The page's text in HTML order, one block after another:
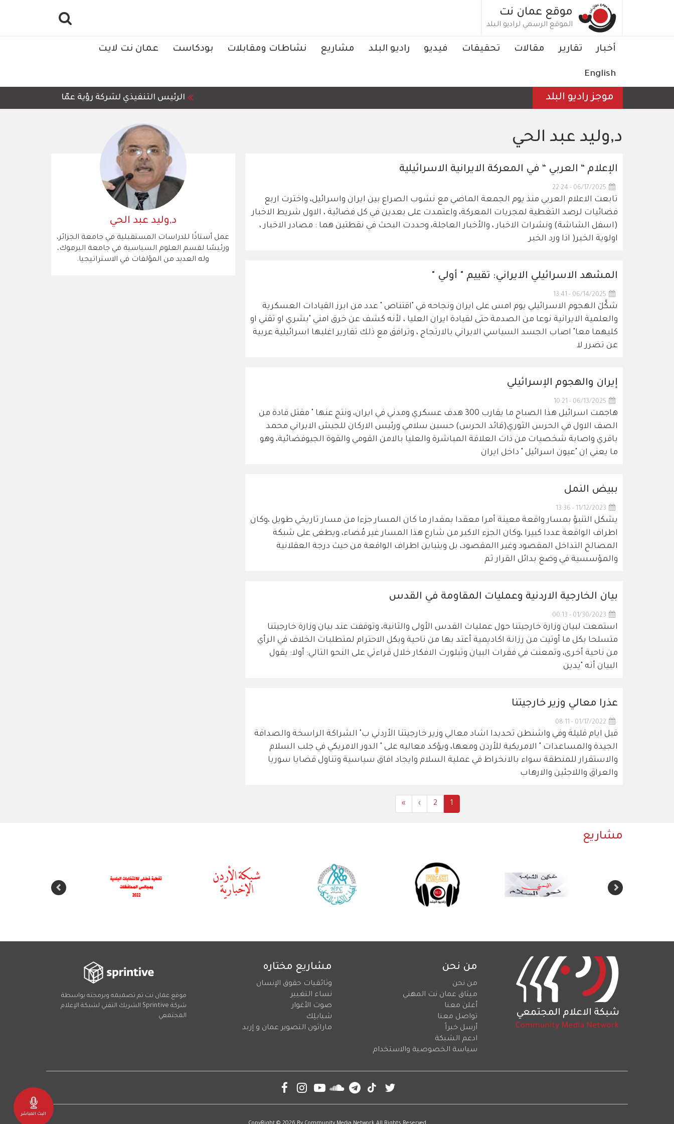
البث المباشر
موقع عمان نت
الموقع الرسمي لراديو البلد
Main
أخبار تقارير مقالات تحقيقات فيديو راديو البلد مشاريع نشاطات ومقابلات بودكاست عمان نت لايت
English
موجز راديو البلد الرئيس التنفيذي لشركة رؤية عمّان للمعالجة
د,وليد عبد الحي
الإعلام “ العربي “ في المعركة الايرانية الاسرائيلية
06/17/2025 - 22:24
تابعت الاعلام العربي منذ يوم الجمعة الماضي مع نشوب الصراع بين ايران واسرائيل، واخترت اربع
فضائيات لرصد التغطية لمجريات المعركة، واعتمدت على بعدين في كل فضائية ، الاول شريط الاخبار
(اسفل الشاشة) ونشرات الاخبار ، والأخبار العاجلة، وحددت البحث في نقطتين هما : مصادر الاخبار ،
اولوية الخبر( اذا ورد الخبر
المشهد الاسرائيلي الايراني: تقييم " أولي "
06/14/2025 - 13:41
شكَّلَ الهجوم الاسرائيلي يوم امس على ايران ونجاحه في "اقتناص " عدد من ابرز القيادات العسكرية
والعلمية الايرانية نوعا من الصدمة حتى لقيادة ايران العليا ، لأنه كشف عن خرق امني "بشري او تقني او
كليهما معا" اصاب الجسد السياسي الايراني بالارتجاج ، وترافق مع ذلك تقارير اغلبها اسرائيلية عربية
عن تضرر لا
إيران والهجوم الإسرائيلي
06/13/2025 - 10:21
هاجمت اسرائيل هذا الصباح ما يقارب 300 هدف عسكري ومدني في ايران، ونتج عنها " مقتل قادة من
الصف الاول في الحرس الثوري(قائد الحرس) حسين سلامي ورئيس الاركان للجيش الايراني محمد
باقري واصابة شخصيات من ذات العلاقة المباشرة والعليا بالامن القومي والقوة الجيوفضائية، وهو
ما يعني ان "عيون اسرائيل " داخل ايران
ببيض النمل
11/12/2023 - 13:36
يشكل التنبؤ بمسار واقعة معينة أمرا معقدا بمقدار ما كان المسار جزءا من مسار تاريخي طويل ،وكان
اطراف الواقعة عددا كبيرا ،وكان الجزء الاكبر من شارع هذا المسار غير مُضاء، ويطغى على شبكة
المصالح التداخل المقصود وغير االمقصود، بل ويتباين اطراف الواقعة من حيث درجة العقلانية
والمؤسسية في وضع بدائل القرار ثم
بيان الخارجية الاردنية وعمليات المقاومة في القدس
01/30/2023 - 00:13
استمعت لبيان وزارة خارجيتنا حول عمليات القدس الأولى والثانية، وتوقفت عند بيان وزارة خارجيتنا
متسلحا بكل ما أوتيت من رزانة اكاديمية أعتد بها من ناحية وبكل الاحترام لمتطلبات الخلاف في الرأي
من ناحية أخرى، وتمعنت في فقرات البيان وتبلورت الافكار خلال قراءتي على النحو التالي: أولا: يقول
البيان أنه "يدين
عذرا معالي وزير خارجيتنا
01/17/2022 - 08:11
قبل ايام قليلة وفي واشنطن تحديدا اشاد معالي وزير خارجيتنا الأردني ب" الشراكة الراسخة والصداقة
الجيدة والمساعدات " الامريكية للأردن ومعها، ويؤكد معاليه على " الدور الامريكي في جلب السلام
والاستقرار للمنطقة سواء بالانخراط في عملية السلام وايجاد افاق سياسية وتناول قضايا سوريا
والعراق واللاجئين والارهاب
Current
page
1
All
Content
2
Next
page
›
Last
page
»
د,وليد عبد الحي
عمل أستاذًا للدراسات المستقبلية في جامعة الجزائر،
ورئيسًا لقسم العلوم السياسية في جامعة اليرموك،
وله العديد من المؤلفات في الاستراتيجيا.
مشاريع
من نحن
من نحن
ميثاق عمان نت المهني
أعلن معنا
تواصل معنا
أرسل خبراً
ادعم الشبكة
سياسة الخصوصية والاستخدام
مشاريع مختاره
وثائقيات حقوق الإنسان
نساء التغيير
صوت الأغوار
شبابلِك
ماراثون التصوير عمان و إربد
موقع عمان نت تم تصميمه وبرمجته بواسطة
شركة Sprintive الشريك التقني لشبكة الإعلام
المجتمعي